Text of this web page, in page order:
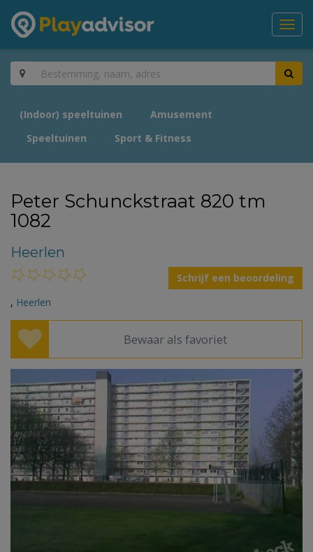
(Indoor) speeltuinen
Amusement
Speeltuinen
Sport & Fitness
Peter Schunckstraat 820 tm
1082
Heerlen
Schrijf een beoordeling
, Heerlen
Bewaar als favoriet